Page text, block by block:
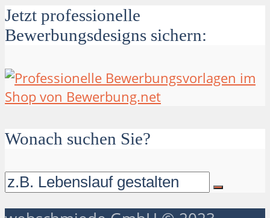
Jetzt professionelle
Bewerbungsdesigns sichern:
Wonach suchen Sie?